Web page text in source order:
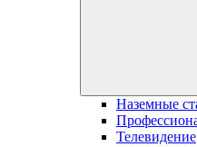
Наземные
Телевидение